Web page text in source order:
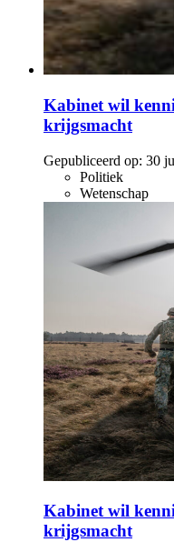
Kabinet wil
krijgsmacht
Gepubliceerd op: 30
Politiek
Wetenschap
Kabinet wil
krijgsmacht